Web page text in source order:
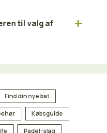
til valg af
Find din nye bat
Købsguide
Padel-slag